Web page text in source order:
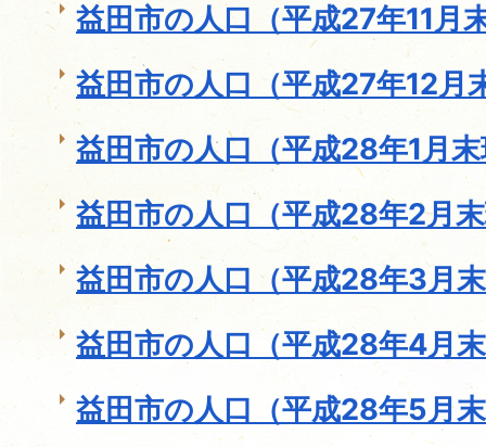
益田市の人口（平成27年11月
益田市の人口（平成27年12月
益田市の人口（平成28年1月
益田市の人口（平成28年2月
益田市の人口（平成28年3月
益田市の人口（平成28年4月
益田市の人口（平成28年5月